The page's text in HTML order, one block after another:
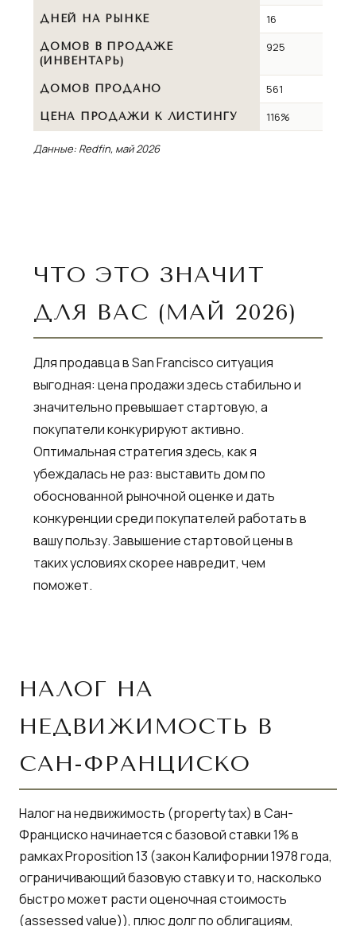
ДНЕЙ НА РЫНКЕ 16
ДОМОВ В ПРОДАЖЕ
(ИНВЕНТАРЬ)
925
ДОМОВ ПРОДАНО 561
ЦЕНА ПРОДАЖИ К ЛИСТИНГУ 116%
Данные: Redfin, май 2026
ЧТО ЭТО ЗНАЧИТ
ДЛЯ ВАС (МАЙ 2026)
Для продавца в San Francisco ситуация
выгодная: цена продажи здесь стабильно и
значительно превышает стартовую, а
покупатели конкурируют активно.
Оптимальная стратегия здесь, как я
убеждалась не раз: выставить дом по
обоснованной рыночной оценке и дать
конкуренции среди покупателей работать в
вашу пользу. Завышение стартовой цены в
таких условиях скорее навредит, чем
поможет.
НАЛОГ НА
НЕДВИЖИМОСТЬ В
САН-ФРАНЦИСКО
Налог на недвижимость (property tax) в Сан-
Франциско начинается с базовой ставки 1% в
рамках Proposition 13 (закон Калифорнии 1978 года,
ограничивающий базовую ставку и то, насколько
быстро может расти оценочная стоимость
(assessed value)), плюс долг по облигациям,